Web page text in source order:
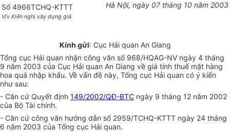
Số 4966TCHQ-KTTT
V/v Kiến nghị xây dựng giá
Hà Nội, ngày 07 tháng 10 năm 2003
Kính gửi: Cục Hải quan An Giang
Tổng cục Hải quan nhận công văn số 968/HQAG-NV ngày 4 tháng
9 năm 2003 của Cục Hải quan An Giang về giá tính thuế mặt hàng
hoa quả nhập khẩu. Về vấn đề này, Tổng cục Hải quan có ý kiến
như sau:
- Căn cứ Quyết định 149/2002/QĐ-BTC ngày 9 tháng 12 năm 2002
của Bộ Tài chính.
- Căn cứ công văn hướng dẫn số 2959/TCHQ-KTTT ngày 24 tháng
6 năm 2003 của Tổng cục Hải quan.